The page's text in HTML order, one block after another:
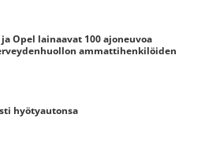
Opel lainaavat 100 ajoneuvoa
ammattihenkilöiden
hyötyautonsa